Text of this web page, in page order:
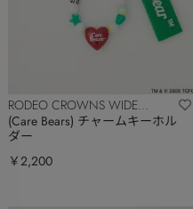
RODEO CROWNS WIDE
BOWL
(Care Bears) チャームキーホル
ダー
￥2,200